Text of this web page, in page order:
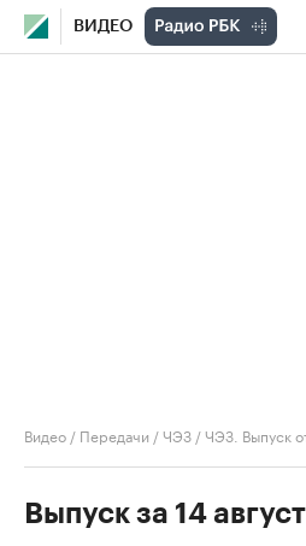
ВИДЕО
Видео / Передачи /ЧЭЗ /ЧЭЗ. Выпуск
Выпуск за 14